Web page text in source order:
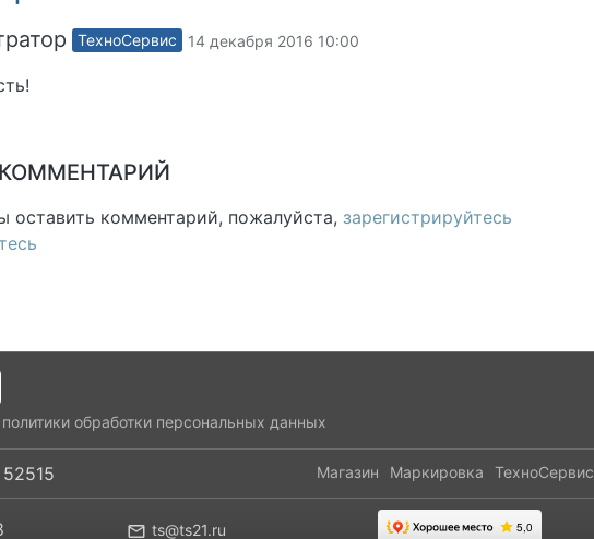
ТехноСервис 14 декабря 2016 10:00
оставить комментарий, пожалуйста, зарегистрируйтесь
политики обработки персональных данных
Магазин Маркировка ТехноСервис
ts@ts21.ru